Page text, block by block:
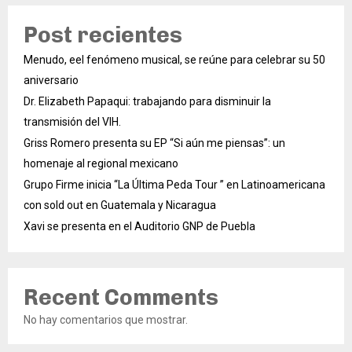
Post recientes
Menudo, eel fenómeno musical, se reúne para celebrar su 50
aniversario
Dr. Elizabeth Papaqui: trabajando para disminuir la
transmisión del VIH.
Griss Romero presenta su EP “Si aún me piensas”: un
homenaje al regional mexicano
Grupo Firme inicia “La Última Peda Tour ” en Latinoamericana
con sold out en Guatemala y Nicaragua
Xavi se presenta en el Auditorio GNP de Puebla
Recent Comments
No hay comentarios que mostrar.